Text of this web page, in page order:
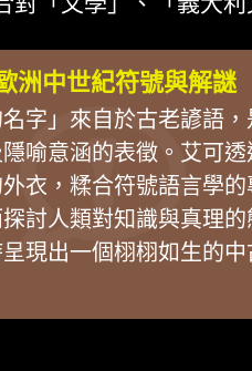
洲中世紀符號與解謎
名字」來自於古老諺語，
喻意涵的表徵。艾可透
衣，糅合符號語言學的
討人類對知識與真理的
現出一個栩栩如生的中